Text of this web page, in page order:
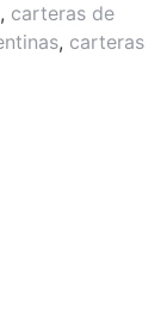
, carteras de
, carteras